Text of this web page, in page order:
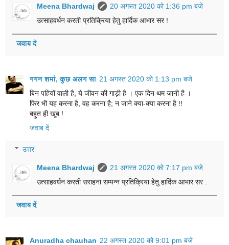
Meena Bhardwaj
20 अगस्त 2020 को 1:36 pm बजे
उत्साहवर्धन करती प्रतिक्रिया हेतु हार्दिक आभार सर !
जवाब दें
गगन शर्मा, कुछ अलग सा 21 अगस्त 2020 को 1:13 pm बजे
बिन पहियों वाली है, ये जीवन की गाड़ी है । एक दिन थम जानी है ।
फिर भी यह करना है, वह करना है; न जाने क्या-क्या करना है !!
बहुत ही खूब !
जवाब दें
उत्तर
Meena Bhardwaj
21 अगस्त 2020 को 7:17 pm बजे
उत्साहवर्धन करती सराहना सम्पन्न प्रतिक्रिया हेतु हार्दिक आभार सर .
जवाब दें
Anuradha chauhan 22 अगस्त 2020 को 9:01 pm बजे